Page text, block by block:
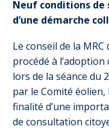
Neuf conditions de
d’une démarche
Le conseil de la
procédé à l’adoption
lors de la séance du
par le Comité éolien,
finalité d’une
de consultation